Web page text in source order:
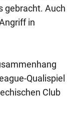
gebracht. Auch
in
Qualispiel
Club